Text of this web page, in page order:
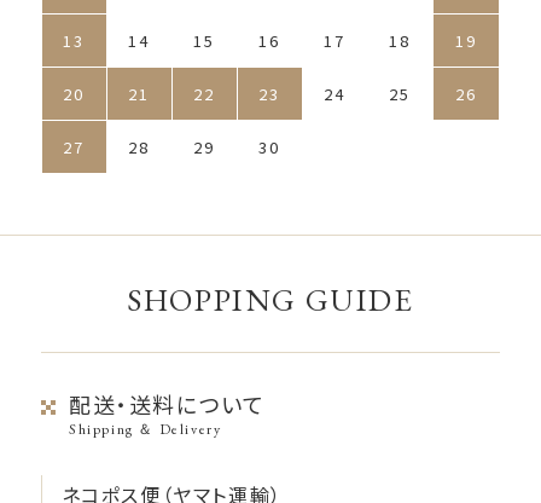
13 14 15 16 17 18 19
20 21 22 23 24 25 26
27 28 29 30
SHOPPING GUIDE
配送・送料について
Shipping ＆ Delivery
ネコポス便（ヤマト運輸）